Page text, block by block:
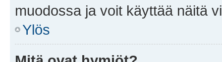
muodossa ja voit käyttää näitä
Ylös